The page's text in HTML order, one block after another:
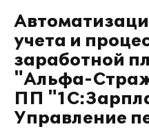
учета и
заработной
"Альфа-
ПП
Управление